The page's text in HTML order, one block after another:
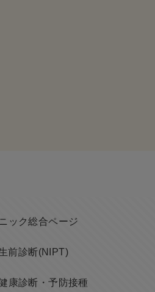
ック総合ページ
前診断(NIPT)
康診断・予防接種